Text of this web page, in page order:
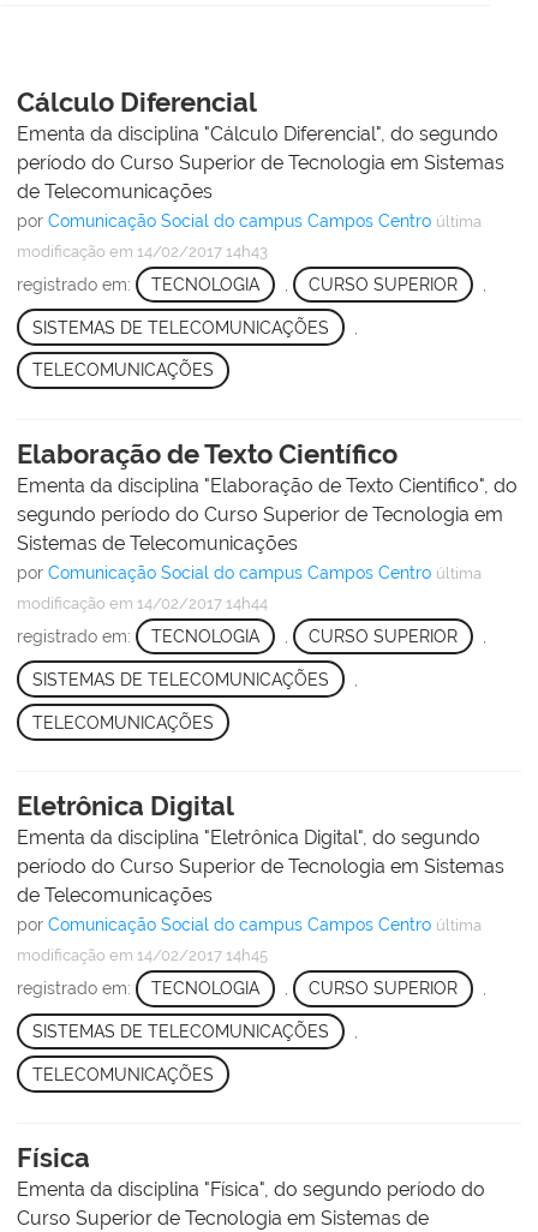
Cálculo Diferencial
Ementa da disciplina "Cálculo Diferencial", do segundo
período do Curso Superior de Tecnologia em Sistemas
de Telecomunicações
por Comunicação Social do campus Campos Centro última
modificação em 14/02/2017 14h43
registrado em: TECNOLOGIA CURSO SUPERIOR
SISTEMAS DE TELECOMUNICAÇÕES
TELECOMUNICAÇÕES
Elaboração de Texto Científico
Ementa da disciplina "Elaboração de Texto Científico", do
segundo período do Curso Superior de Tecnologia em
Sistemas de Telecomunicações
por Comunicação Social do campus Campos Centro última
modificação em 14/02/2017 14h44
registrado em: TECNOLOGIA CURSO SUPERIOR
SISTEMAS DE TELECOMUNICAÇÕES
TELECOMUNICAÇÕES
Eletrônica Digital
Ementa da disciplina "Eletrônica Digital", do segundo
período do Curso Superior de Tecnologia em Sistemas
de Telecomunicações
por Comunicação Social do campus Campos Centro última
modificação em 14/02/2017 14h45
registrado em: TECNOLOGIA , CURSO SUPERIOR ,
SISTEMAS DE TELECOMUNICAÇÕES
TELECOMUNICAÇÕES
Física
Ementa da disciplina "Física", do segundo período do
Curso Superior de Tecnologia em Sistemas de